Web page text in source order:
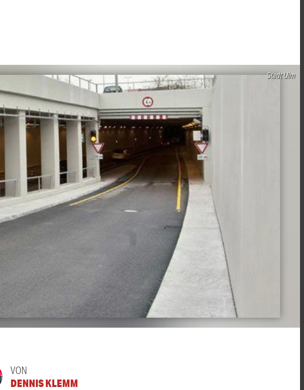
Stadt Ulm
VON
DENNIS KLEMM